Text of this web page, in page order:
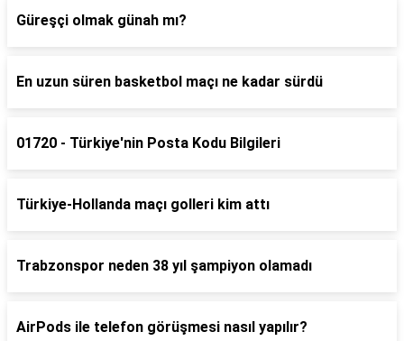
Güreşçi olmak günah mı?
En uzun süren basketbol maçı ne kadar sürdü
01720 - Türkiye'nin Posta Kodu Bilgileri
Türkiye-Hollanda maçı golleri kim attı
Trabzonspor neden 38 yıl şampiyon olamadı
AirPods ile telefon görüşmesi nasıl yapılır?